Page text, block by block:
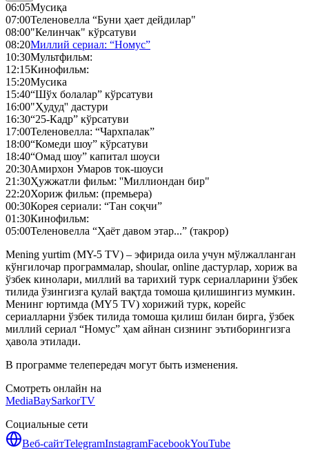
06:05Мусиқа
07:00Теленовелла “Буни ҳает дейдилар"
08:00"Келинчак" кўрсатуви
08:20Миллий сериал: “Номус”
10:30Мультфильм:
12:15Кинофильм:
15:20Мусика
15:40“Шўх болалар” кўрсатуви
16:00"Ҳудуд'' дастури
16:30“25-Кадр” кўрсатуви
17:00Теленовелла: “Чархпалак”
18:00“Комеди шоу” кўрсатуви
18:40“Омад шоу” капитал шоуси
20:30Амирхон Умаров ток-шоуси
21:30Ҳужжатли фильм: ''Миллиондан бир"
22:20Хориж фильм: (премьера)
00:30Корея сериали: “Тан соқчи”
01:30Кинофильм:
05:00Теленовелла “Ҳаёт давом этар...” (такрор)
Mening yurtim (MY-5 TV) – эфирида оила учун мўлжалланган
кўнгилочар программалар, shoular, online дастурлар, хориж ва
ўзбек кинолари, миллий ва тарихий турк сериалларини ўзбек
тилида ўзингизга қулай вақтда томоша қилишингиз мумкин.
Менинг юртимда (MY5 TV) хорижий турк, корейс
сериалларни ўзбек тилида томоша қилиш билан бирга, ўзбек
миллий сериал “Номус” ҳам айнан сизнинг эътиборингизга
ҳавола этилади.
В программе телепередач могут быть изменения.
Смотреть онлайн на
MediaBaySarkorTV
Социальные сети
Веб-сайтTelegramInstagramFacebookYouTube